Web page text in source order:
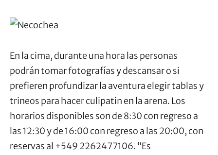
En la cima, durante una hora las personas
podrán tomar fotografías y descansar o si
prefieren profundizar la aventura elegir tablas y
trineos para hacer culipatin en la arena. Los
horarios disponibles son de 8:30 con regreso a
las 12:30 y de 16:00 con regreso a las 20:00, con
reservas al +549 2262477106. “Es